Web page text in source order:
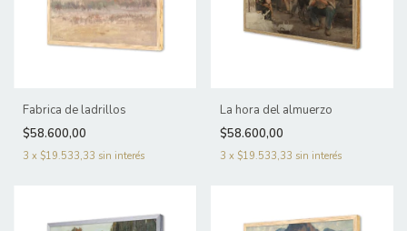
Fabrica de ladrillos
$58.600,00
3 x $19.533,33 sin interés
La hora del almuerzo
$58.600,00
3 x $19.533,33 sin interés